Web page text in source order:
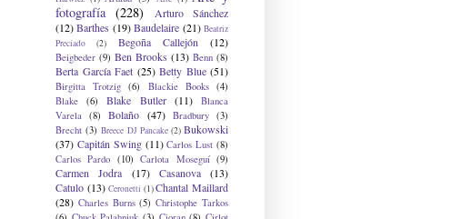
fotografía (228)
Arturo Sánchez
(12) Barthes (19) Baudelaire (21) Beatriz
Preciado
(2) Begoña Callejón (12)
Beigbeder (9) Ben Brooks (13) Benn (8)
Berta García Faet (25) Betty Blue (51)
Birgitta Trotzig (6) Blackie Books (4)
Blake
(6) Blake Butler (11)
Blanca
Varela
(8) Bolaño (47) Bradbury (3)
Brecht (3) Breece DJ Pancake (2) Bukowski
(37) Capitán Swing (11) Carlos Lust (8)
Carlos Pardo (10) Carlota Moseguí (9)
Carmen Jodra (17) Casanova
(13)
Catulo (13) Ceronetti (1) Chantal Maillard
(28) Charles Burns (5) Christophe Tarkos